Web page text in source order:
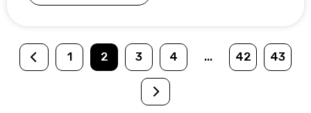
1 2 3 4 ... 42 43